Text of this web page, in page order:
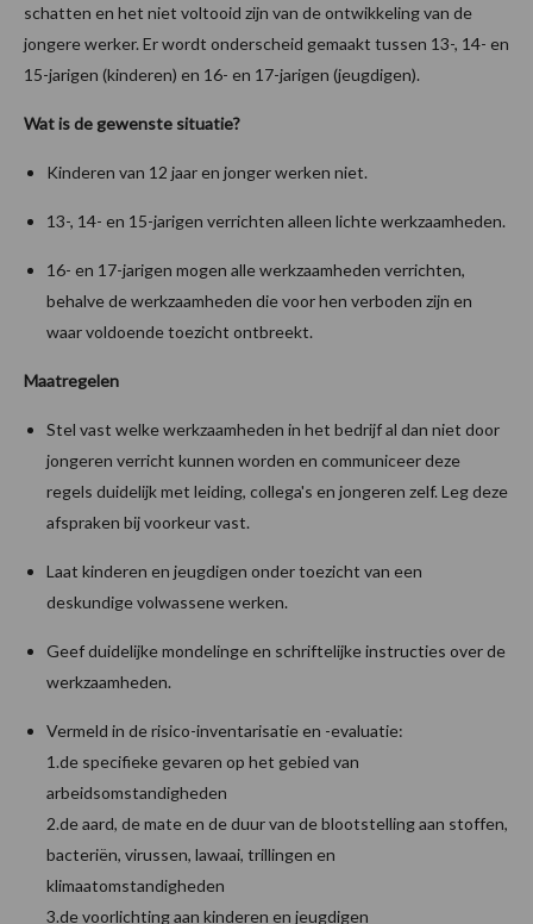
schatten en het niet voltooid zijn van de ontwikkeling van de
jongere werker. Er wordt onderscheid gemaakt tussen 13-, 14- en
15-jarigen (kinderen) en 16- en 17-jarigen (jeugdigen).
Wat is de gewenste situatie?
Kinderen van 12 jaar en jonger werken niet.
13-, 14- en 15-jarigen verrichten alleen lichte werkzaamheden.
16- en 17-jarigen mogen alle werkzaamheden verrichten,
behalve de werkzaamheden die voor hen verboden zijn en
waar voldoende toezicht ontbreekt.
Maatregelen
Stel vast welke werkzaamheden in het bedrijf al dan niet door
jongeren verricht kunnen worden en communiceer deze
regels duidelijk met leiding, collega's en jongeren zelf. Leg deze
afspraken bij voorkeur vast.
Laat kinderen en jeugdigen onder toezicht van een
deskundige volwassene werken.
Geef duidelijke mondelinge en schriftelijke instructies over de
werkzaamheden.
Vermeld in de risico-inventarisatie en -evaluatie:
1.de specifieke gevaren op het gebied van
arbeidsomstandigheden
2.de aard, de mate en de duur van de blootstelling aan stoffen,
bacteriën, virussen, lawaai, trillingen en
klimaatomstandigheden
3.de voorlichting aan kinderen en jeugdigen